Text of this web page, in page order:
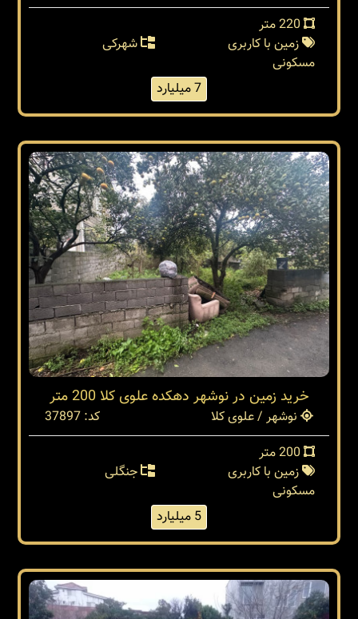
زمین با کاربری
مسکونی
شهرکی
7 میلیارد
خرید زمین در نوشهر دهکده علوی کلا 200 متر
نوشهر / علوی کلا
کد: 37897
زمین با کاربری
مسکونی
جنگلی
5 میلیارد